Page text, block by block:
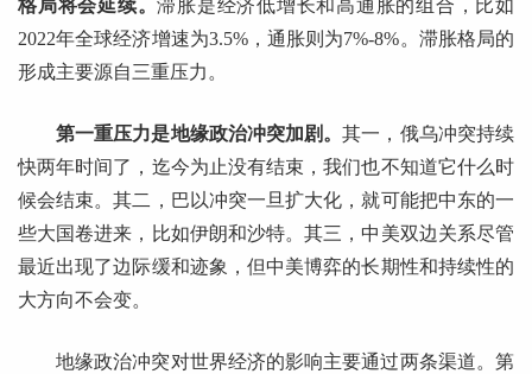
格局将会延续。滞胀是经济低增长和高通胀的组合，比如
2022年全球经济增速为3.5%，通胀则为7%-8%。滞胀格局的
形成主要源自三重压力。
第一重压力是地缘政治冲突加剧。其一，俄乌冲突持续
快两年时间了，迄今为止没有结束，我们也不知道它什么时
候会结束。其二，巴以冲突一旦扩大化，就可能把中东的一
些大国卷进来，比如伊朗和沙特。其三，中美双边关系尽管
最近出现了边际缓和迹象，但中美博弈的长期性和持续性的
大方向不会变。
地缘政治冲突对世界经济的影响主要通过两条渠道。第